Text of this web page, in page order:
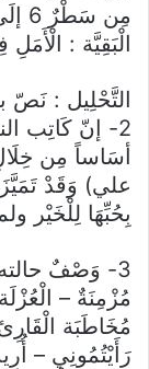
مِن سَطْرٌ 6 إلَى سَطْرٌ 24 : اليأسص
الْبَقِيَّة :
التَّحْلِيل : نَصّ
2- إنّ كَاتِب
أسَاساً مِن
علي) وَقَدْ
بِحُبِّهَا لِلْخَيْر
3- وَصْفٌ
مُزْمِنَةٌ –
مُخَاطَبَة
رَأَيْتُمُونِي –